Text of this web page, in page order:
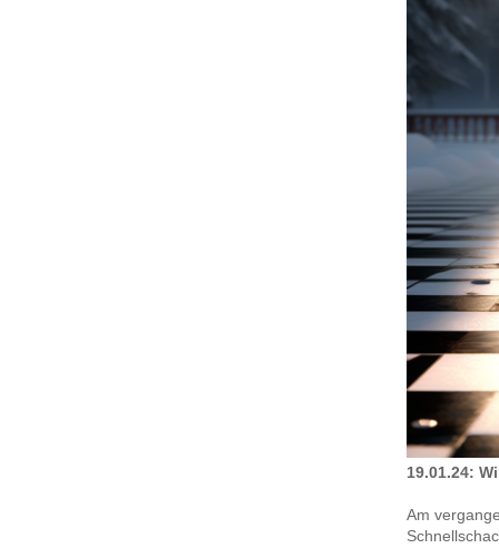
19.01.24:
Am